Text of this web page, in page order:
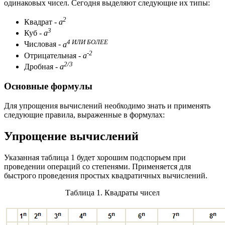
одинаковых чисел. Сегодня выделяют следующие их типы:
Квадрат - а2
Куб - a3
Числовая - a4 ИЛИ БОЛЕЕ
Отрицательная - a-2
Дробная - a2/3
Основные формулы
Для упрощения вычислений необходимо знать и применять
следующие правила, выраженные в формулах:
Упрощение вычислений
Указанная таблица 1 будет хорошим подспорьем при
проведении операций со степенями. Применяется для
быстрого проведения простых квадратичных вычислений.
Таблица 1. Квадраты чисел